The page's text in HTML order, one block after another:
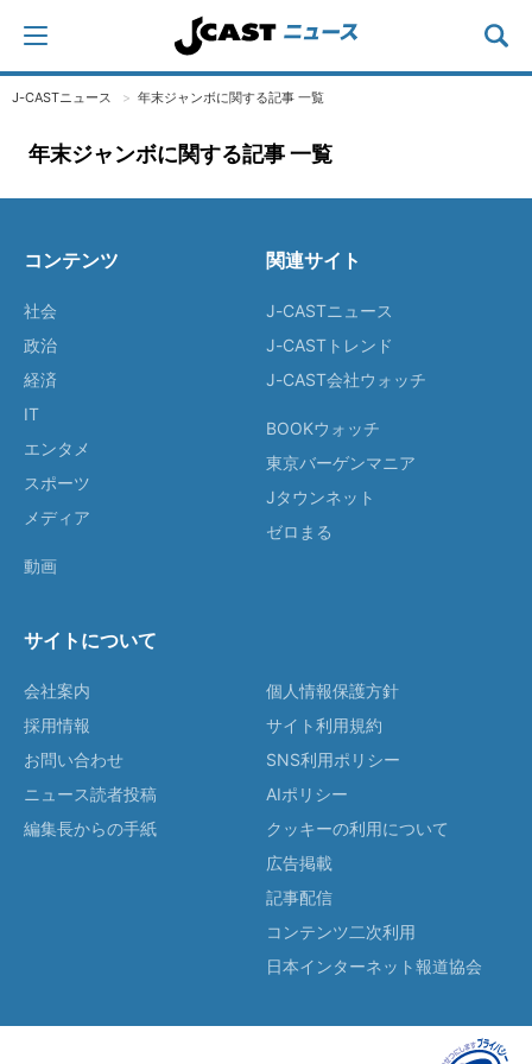
J-CASTニュース 年末ジャンボに関する記事 一覧
年末ジャンボに関する記事 一覧
コンテンツ
社会
政治
経済
IT
エンタメ
スポーツ
メディア
動画
関連サイト
J-CASTニュース
J-CASTトレンド
J-CAST会社ウォッチ
BOOKウォッチ
東京バーゲンマニア
Jタウンネット
ゼロまる
サイトについて
会社案内
採用情報
お問い合わせ
ニュース読者投稿
編集長からの手紙
個人情報保護方針
サイト利用規約
SNS利用ポリシー
AIポリシー
クッキーの利用について
広告掲載
記事配信
コンテンツ二次利用
日本インターネット報道協会